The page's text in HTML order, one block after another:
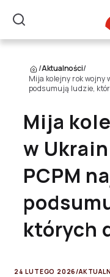
Szukaj
/Aktualności/
Mija kolejny rok wojny
podsumują ludzie,
Mija
w
PCPM
których
24 LUTEGO 2026 /